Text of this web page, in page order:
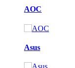
AOC
Asus